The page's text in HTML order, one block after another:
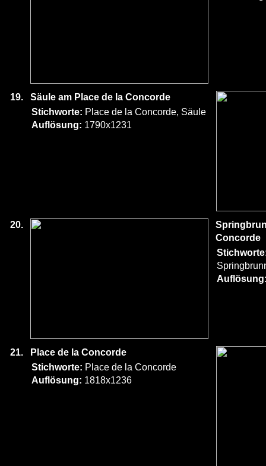
19.
Säule am Place de la Concorde
Stichworte: Place de la Concorde, Säule
Auflösung: 1790x1231
20.
Concorde
21.
Place de la Concorde
Stichworte: Place de la Concorde
Auflösung: 1818x1236